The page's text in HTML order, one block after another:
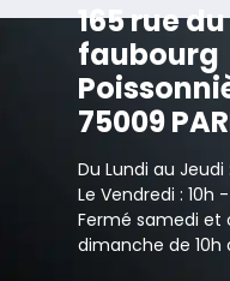
165 rue du
faubourg
75009
Du Lundi au Jeudi
Le Vendredi : 10h
Fermé samedi et
dimanche de 10h